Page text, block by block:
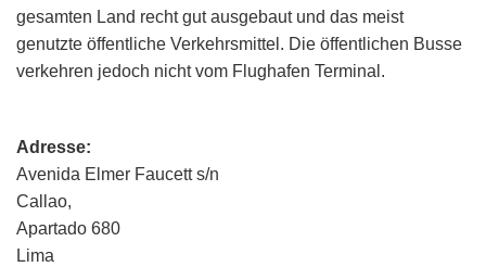
gesamten Land recht gut ausgebaut und das meist
genutzte öffentliche Verkehrsmittel. Die öffentlichen Busse
verkehren jedoch nicht vom Flughafen Terminal.
Adresse:
Avenida Elmer Faucett s/n
Callao,
Apartado 680
Lima